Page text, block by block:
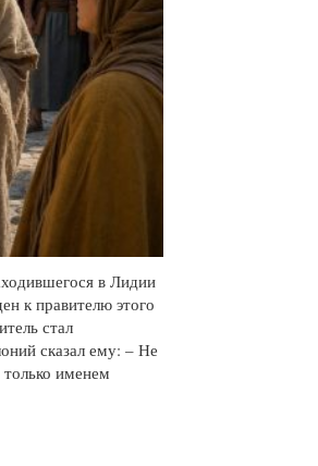
в Лидии
к правителю этого
стал
сказал ему: – Не
именем